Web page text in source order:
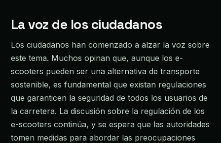
La voz de los ciudadanos
Los ciudadanos han comenzado a alzar la voz sobre
este tema. Muchos opinan que, aunque los e-
scooters pueden ser una alternativa de transporte
sostenible, es fundamental que existan regulaciones
que garanticen la seguridad de todos los usuarios de
la carretera. La discusión sobre la regulación de los
e-scooters continúa, y se espera que las autoridades
tomen medidas para abordar las preocupaciones